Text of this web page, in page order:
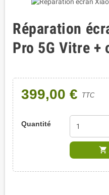
Réparation
Pro 5G Vitre +
399,00 € TTC
Quantité
shopping_cart